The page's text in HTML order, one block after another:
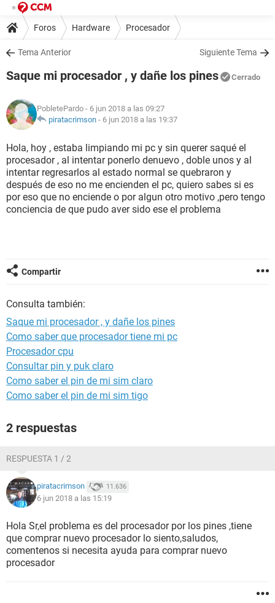
Foros Hardware Procesador
Tema Anterior Siguiente Tema
Saque mi procesador , y dañe los pines Cerrado
PobletePardo - 6 jun 2018 a las 09:27
piratacrimson - 6 jun 2018 a las 19:37
Hola, hoy , estaba limpiando mi pc y sin querer saqué el
procesador , al intentar ponerlo denuevo , doble unos y al
intentar regresarlos al estado normal se quebraron y
después de eso no me encienden el pc, quiero sabes si es
por eso que no enciende o por algun otro motivo ,pero tengo
conciencia de que pudo aver sido ese el problema
Compartir
Consulta también:
Saque mi procesador , y dañe los pines
Como saber que procesador tiene mi pc
Procesador cpu
Consultar pin y puk claro
Como saber el pin de mi sim claro
Como saber el pin de mi sim tigo
2 respuestas
RESPUESTA 1 / 2
piratacrimson 11.636
6 jun 2018 a las 15:19
Hola Sr,el problema es del procesador por los pines ,tiene
que comprar nuevo procesador lo siento,saludos,
comentenos si necesita ayuda para comprar nuevo
procesador